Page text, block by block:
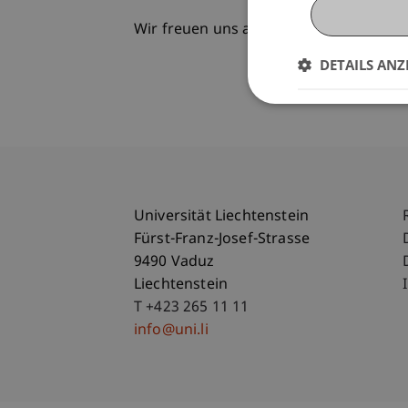
Wir freuen uns auf dich!
Universität Liechtenstein
Fürst-Franz-Josef-Strasse
9490 Vaduz
Liechtenstein
T +423 265 11 11
info@uni.li
DETAILS